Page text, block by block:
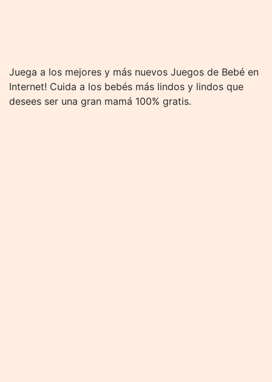
Juega a los mejores y más nuevos Juegos de Bebé en
Internet! Cuida a los bebés más lindos y lindos que
desees ser una gran mamá 100% gratis.